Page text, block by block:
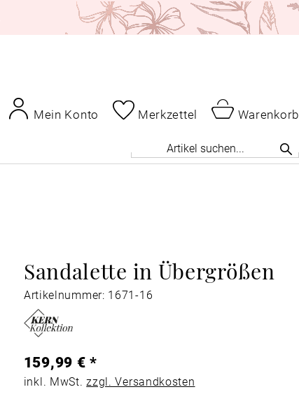
Mein Konto Merkzettel
Warenkorb
Sandalette in Übergrößen
Artikelnummer: 1671-16
159,99 € *
inkl. MwSt.zzgl. Versandkosten